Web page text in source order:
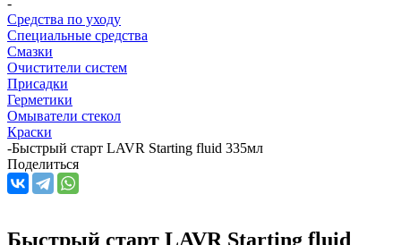
Средства по уходу
Специальные средства
Смазки
Очистители систем
Присадки
Герметики
Омыватели стекол
Краски
-Быстрый старт LAVR Starting fluid 335мл
Поделиться
Быстрый старт LAVR Starting fluid